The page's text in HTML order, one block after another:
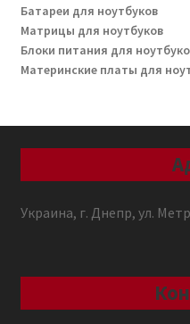
Батареи для ноутбуков
Матрицы для ноутбуков
Блоки питания для
Материнские платы для
Украина, г. Днепр, ул.